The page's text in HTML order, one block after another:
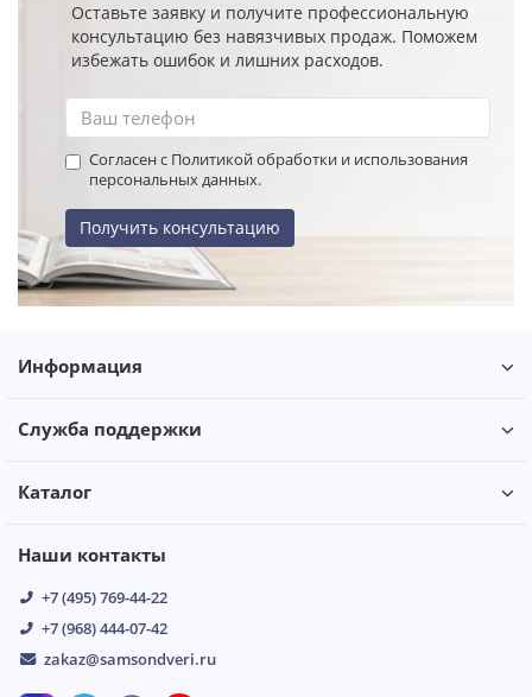
Оставьте заявку и получите профессиональную
консультацию без навязчивых продаж. Поможем
избежать ошибок и лишних расходов.
Согласен с Политикой обработки и использования
персональных данных.
Получить консультацию
Информация
Служба поддержки
Каталог
Наши контакты
+7 (495) 769-44-22
+7 (968) 444-07-42
zakaz@samsondveri.ru